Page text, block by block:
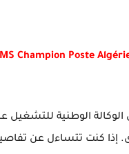
الوكالة الوطنية